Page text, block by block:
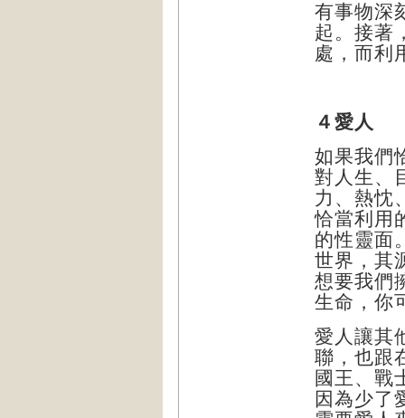
有事物深
起 。 接著
處 ， 而利
４愛人
如果我們
對人生、
力、熱忱
恰當利用
的性靈面
世界，其
想要我們
生命，你
愛人讓其
聯，也跟
國王、戰
因為少了